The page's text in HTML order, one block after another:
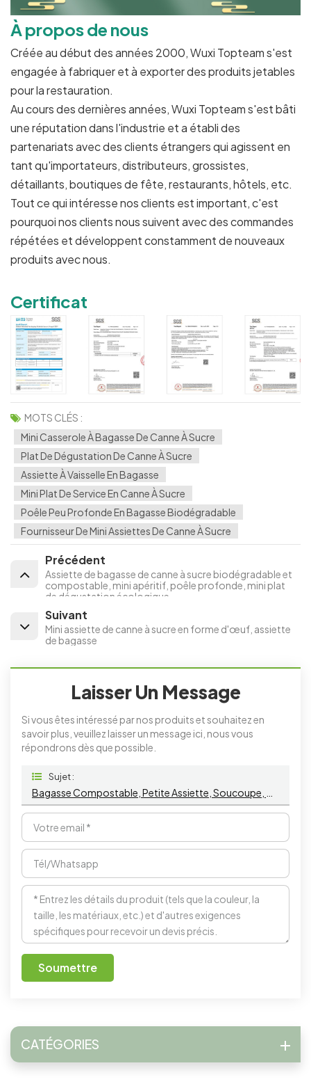
À propos de nous
Créée au début des années 2000, Wuxi Topteam s'est
engagée à fabriquer et à exporter des produits jetables
pour la restauration.
Au cours des dernières années, Wuxi Topteam s'est bâti
une réputation dans l'industrie et a établi des
partenariats avec des clients étrangers qui agissent en
tant qu'importateurs, distributeurs, grossistes,
détaillants, boutiques de fête, restaurants, hôtels, etc.
Tout ce qui intéresse nos clients est important, c'est
pourquoi nos clients nous suivent avec des commandes
répétées et développent constamment de nouveaux
produits avec nous.
Certificat
MOTS CLÉS :
Mini Casserole À Bagasse De Canne À Sucre
Plat De Dégustation De Canne À Sucre
Assiette À Vaisselle En Bagasse
Mini Plat De Service En Canne À Sucre
Poêle Peu Profonde En Bagasse Biodégradable
Fournisseur De Mini Assiettes De Canne À Sucre
Précédent
Assiette de bagasse de canne à sucre biodégradable et
compostable, mini apéritif, poêle profonde, mini plat
de dégustation écologique
Suivant
Mini assiette de canne à sucre en forme d'œuf, assiette
de bagasse
Laisser Un Message
Si vous êtes intéressé par nos produits et souhaitez en
savoir plus, veuillez laisser un message ici, nous vous
répondrons dès que possible.
Sujet :
Soumettre
CATÉGORIES